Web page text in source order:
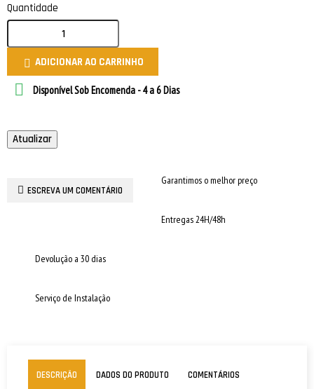
Quantidade
 ADICIONAR AO CARRINHO
 Disponível Sob Encomenda - 4 a 6 Dias
ESCREVA UM COMENTÁRIO
Garantimos o melhor preço
Entregas 24H/48h
Devolução a 30 dias
Serviço de Instalação
DESCRIÇÃO DADOS DO PRODUTO COMENTÁRIOS